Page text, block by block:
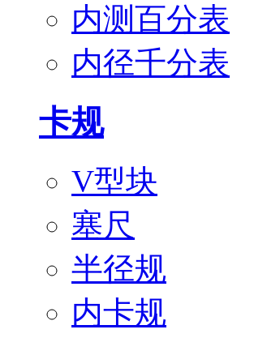
内测百分表
内径千分表
卡规
V型块
塞尺
半径规
内卡规